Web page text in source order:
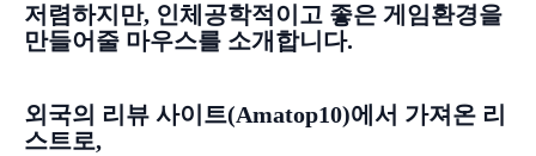
저렴하지만, 인체공학적이고 좋은 게임환경을
만들어줄 마우스를 소개합니다.
외국의 리뷰 사이트(Amatop10)에서 가져온 리
스트로,